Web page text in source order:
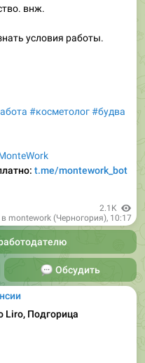
внж.
условия работы.
#косметолог#будва
t.me/montework_bot
2.1K
montework (Черногория), 10:17
Обсудить
Liro, Подгорица